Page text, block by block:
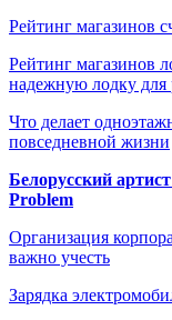
Рейтинг магазинов
Рейтинг магазинов
надежную лодку для
Что делает
повседневной жизни
Белорусский
Problem
Организация
важно учесть
Зарядка